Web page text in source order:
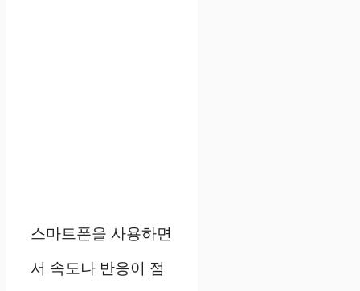
스마트폰을 사용하면
서 속도나 반응이 점